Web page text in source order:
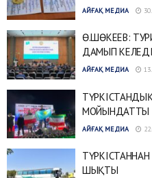
АЙҒАҚ МЕДИА
Ө.ШӨКЕЕВ:
ДАМЫП КЕЛЕДІ
АЙҒАҚ МЕДИА
МОЙЫНДАТТЫ
АЙҒАҚ МЕДИА
ШЫҚТЫ